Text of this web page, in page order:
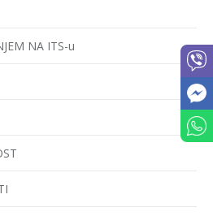
NA ITS-u